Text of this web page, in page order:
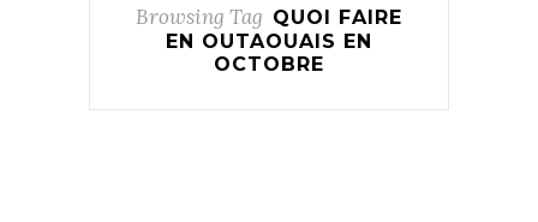
Browsing Tag QUOI FAIRE
EN OUTAOUAIS EN
OCTOBRE